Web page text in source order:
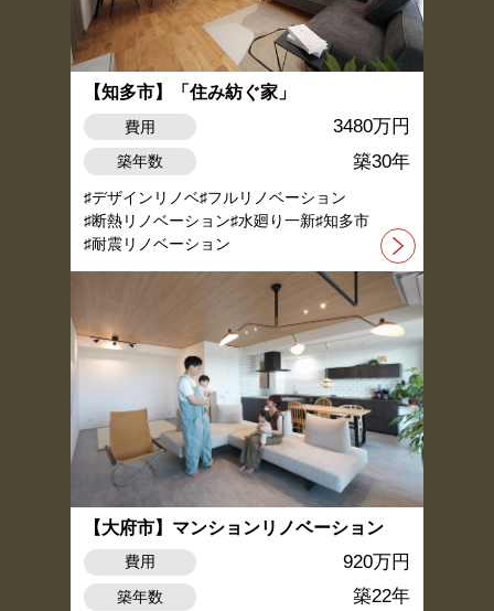
【知多市】「住み紡ぐ家」
費用 3480万円
築年数 築30年
デザインリノベ フルリノベーション
断熱リノベーション 水廻り一新 知多市
耐震リノベーション
【大府市】マンションリノベーション
費用 920万円
築年数 築22年